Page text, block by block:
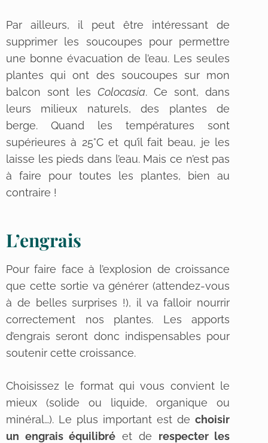
Par ailleurs, il peut être intéressant de
supprimer les soucoupes pour permettre
une bonne évacuation de l’eau. Les seules
plantes qui ont des soucoupes sur mon
balcon sont lesColocasia. Ce sont, dans
leurs milieux naturels, des plantes de
berge. Quand les températures sont
supérieures à 25°C et qu’il fait beau, je les
laisse les pieds dans l’eau. Mais ce n’est pas
à faire pour toutes les plantes, bien au
contraire !
L’engrais
Pour faire face à l’explosion de croissance
que cette sortie va générer (attendez-vous
à de belles surprises !), il va falloir nourrir
correctement nos plantes. Les apports
d’engrais seront donc indispensables pour
soutenir cette croissance.
Choisissez le format qui vous convient le
mieux (solide ou liquide, organique ou
minéral…). Le plus important est dechoisir
un engrais équilibré et de respecter les